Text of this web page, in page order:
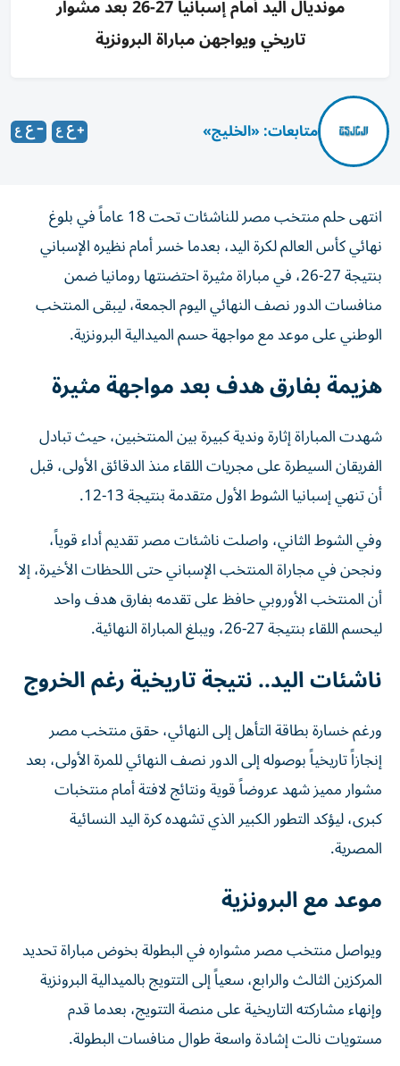
مونديال اليد أمام إسبانيا 27-26 بعد مشوار
تاريخي ويواجهن مباراة البرونزية
متابعات: «الخليج»
انتهى حلم منتخب مصر للناشئات تحت 18 عاماً في بلوغ
نهائي كأس العالم لكرة اليد، بعدما خسر أمام نظيره الإسباني
بنتيجة 27-26، في مباراة مثيرة احتضنتها رومانيا ضمن
منافسات الدور نصف النهائي اليوم الجمعة، ليبقى المنتخب
الوطني على موعد مع مواجهة حسم الميدالية البرونزية.
هزيمة بفارق هدف بعد مواجهة مثيرة
شهدت المباراة إثارة وندية كبيرة بين المنتخبين، حيث تبادل
الفريقان السيطرة على مجريات اللقاء منذ الدقائق الأولى، قبل
أن تنهي إسبانيا الشوط الأول متقدمة بنتيجة 13-12.
وفي الشوط الثاني، واصلت ناشئات مصر تقديم أداء قوياً،
ونجحن في مجاراة المنتخب الإسباني حتى اللحظات الأخيرة، إلا
أن المنتخب الأوروبي حافظ على تقدمه بفارق هدف واحد
ليحسم اللقاء بنتيجة 27-26، ويبلغ المباراة النهائية.
ناشئات اليد.. نتيجة تاريخية رغم الخروج
ورغم خسارة بطاقة التأهل إلى النهائي، حقق منتخب مصر
إنجازاً تاريخياً بوصوله إلى الدور نصف النهائي للمرة الأولى، بعد
مشوار مميز شهد عروضاً قوية ونتائج لافتة أمام منتخبات
كبرى، ليؤكد التطور الكبير الذي تشهده كرة اليد النسائية
المصرية.
موعد مع البرونزية
ويواصل منتخب مصر مشواره في البطولة بخوض مباراة تحديد
المركزين الثالث والرابع، سعياً إلى التتويج بالميدالية البرونزية
وإنهاء مشاركته التاريخية على منصة التتويج، بعدما قدم
مستويات نالت إشادة واسعة طوال منافسات البطولة.